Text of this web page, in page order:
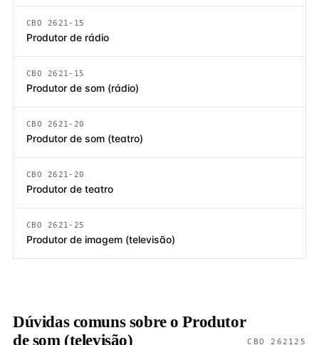
CBO 2621-15
Produtor de rádio
CBO 2621-15
Produtor de som (rádio)
CBO 2621-20
Produtor de som (teatro)
CBO 2621-20
Produtor de teatro
CBO 2621-25
Produtor de imagem (televisão)
Dúvidas comuns sobre o Produtor
de som (televisão)
CBO 262125